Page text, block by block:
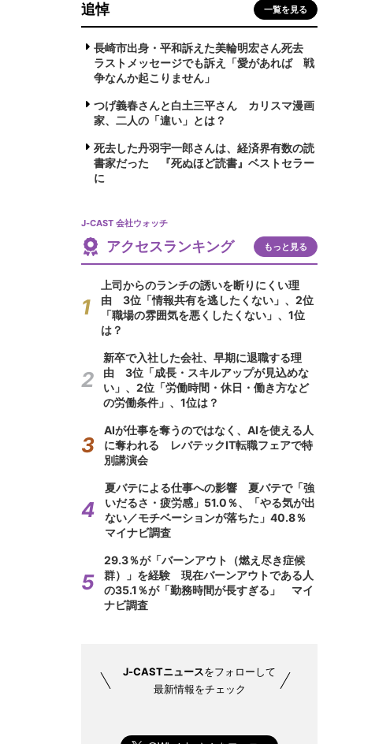
追悼 一覧を見る
長崎市出身・平和訴えた美輪明宏さん死去
ラストメッセージでも訴え「愛があれば 戦
争なんか起こりません」
つげ義春さんと白土三平さん カリスマ漫画
家、二人の「違い」とは？
死去した丹羽宇一郎さんは、経済界有数の読
書家だった 『死ぬほど読書』ベストセラー
に
J-CAST 会社ウォッチ
アクセスランキング もっと見る
上司からのランチの誘いを断りにくい理
由 3位「情報共有を逃したくない」、2位
「職場の雰囲気を悪くしたくない」、1位
は？
新卒で入社した会社、早期に退職する理
由 3位「成長・スキルアップが見込めな
い」、2位「労働時間・休日・働き方など
の労働条件」、1位は？
AIが仕事を奪うのではなく、AIを使える人
に奪われる レバテックIT転職フェアで特
別講演会
夏バテによる仕事への影響 夏バテで「強
いだるさ・疲労感」51.0％、「やる気が出
ない／モチベーションが落ちた」40.8％
マイナビ調査
29.3％が「バーンアウト（燃え尽き症候
群）」を経験 現在バーンアウトである人
の35.1％が「勤務時間が長すぎる」 マイ
ナビ調査
J-CASTニュースをフォローして
最新情報をチェック